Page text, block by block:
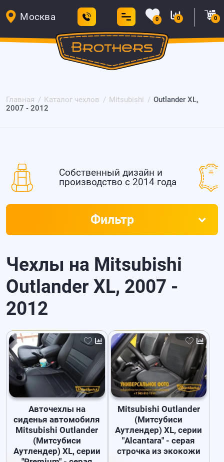
Москва 0 0 0
Главная Каталог чехлов Mitsubishi
Outlander XL,
2007 - 2012
Собственный дизайн и
производство с 2014 года
Чехлы на Mitsubishi
Outlander XL, 2007 -
2012
Авточехлы на
сиденья автомобиля
Mitsubishi Outlander
(Митсубиси
Аутлендер) XL, серии
Mitsubishi Outlander
(Митсубиси
Аутлендер) XL, серии
"Alcantara" - серая
строчка из экокожи
Фильтр